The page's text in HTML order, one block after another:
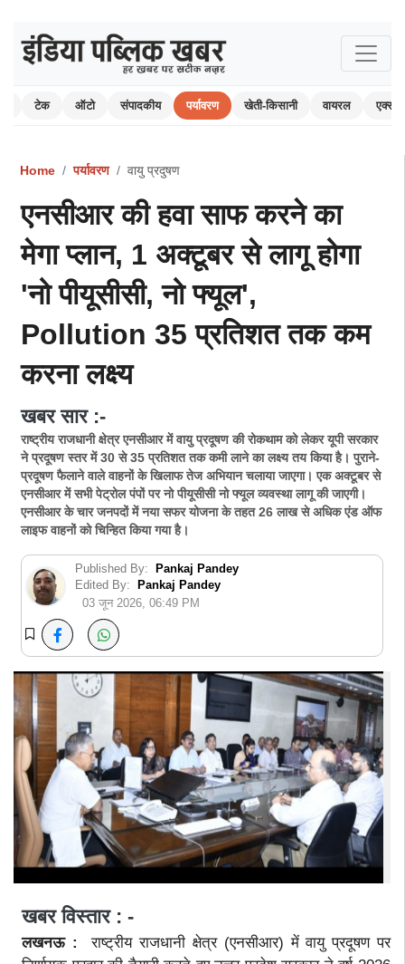
टेक ऑटो संपादकीय पर्यावरण खेती-किसानी वायरल
Home पर्यावरण वायु प्रदुषण
एनसीआर की हवा साफ करने का
मेगा प्लान, 1 अक्टूबर से लागू होगा
'नो पीयूसीसी, नो फ्यूल',
Pollution 35 प्रतिशत तक कम
करना लक्ष्य
खबर सार :-
राष्ट्रीय राजधानी क्षेत्र एनसीआर में वायु प्रदूषण की रोकथाम को लेकर यूपी सरकार
ने प्रदूषण स्तर में 30 से 35 प्रतिशत तक कमी लाने का लक्ष्य तय किया है। पुराने-
प्रदूषण फैलाने वाले वाहनों के खिलाफ तेज अभियान चलाया जाएगा। एक अक्टूबर से
एनसीआर में सभी पेट्रोल पंपों पर नो पीयूसीसी नो फ्यूल व्यवस्था लागू की जाएगी।
एनसीआर के चार जनपदों में नया सफर योजना के तहत 26 लाख से अधिक एंड ऑफ
लाइफ वाहनों को चिन्हित किया गया है।
Published By:
Pankaj Pandey
Edited By:
Pankaj Pandey
03 जून 2026, 06:49 PM
खबर विस्तार : -
लखनऊ :राष्ट्रीय राजधानी क्षेत्र (एनसीआर) में वायु प्रदूषण पर